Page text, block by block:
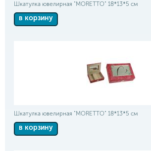
Шкатулка ювелирная "MORETTO" 18*13*5 см
в корзину
Шкатулка ювелирная "MORETTO" 18*13*5 см
в корзину